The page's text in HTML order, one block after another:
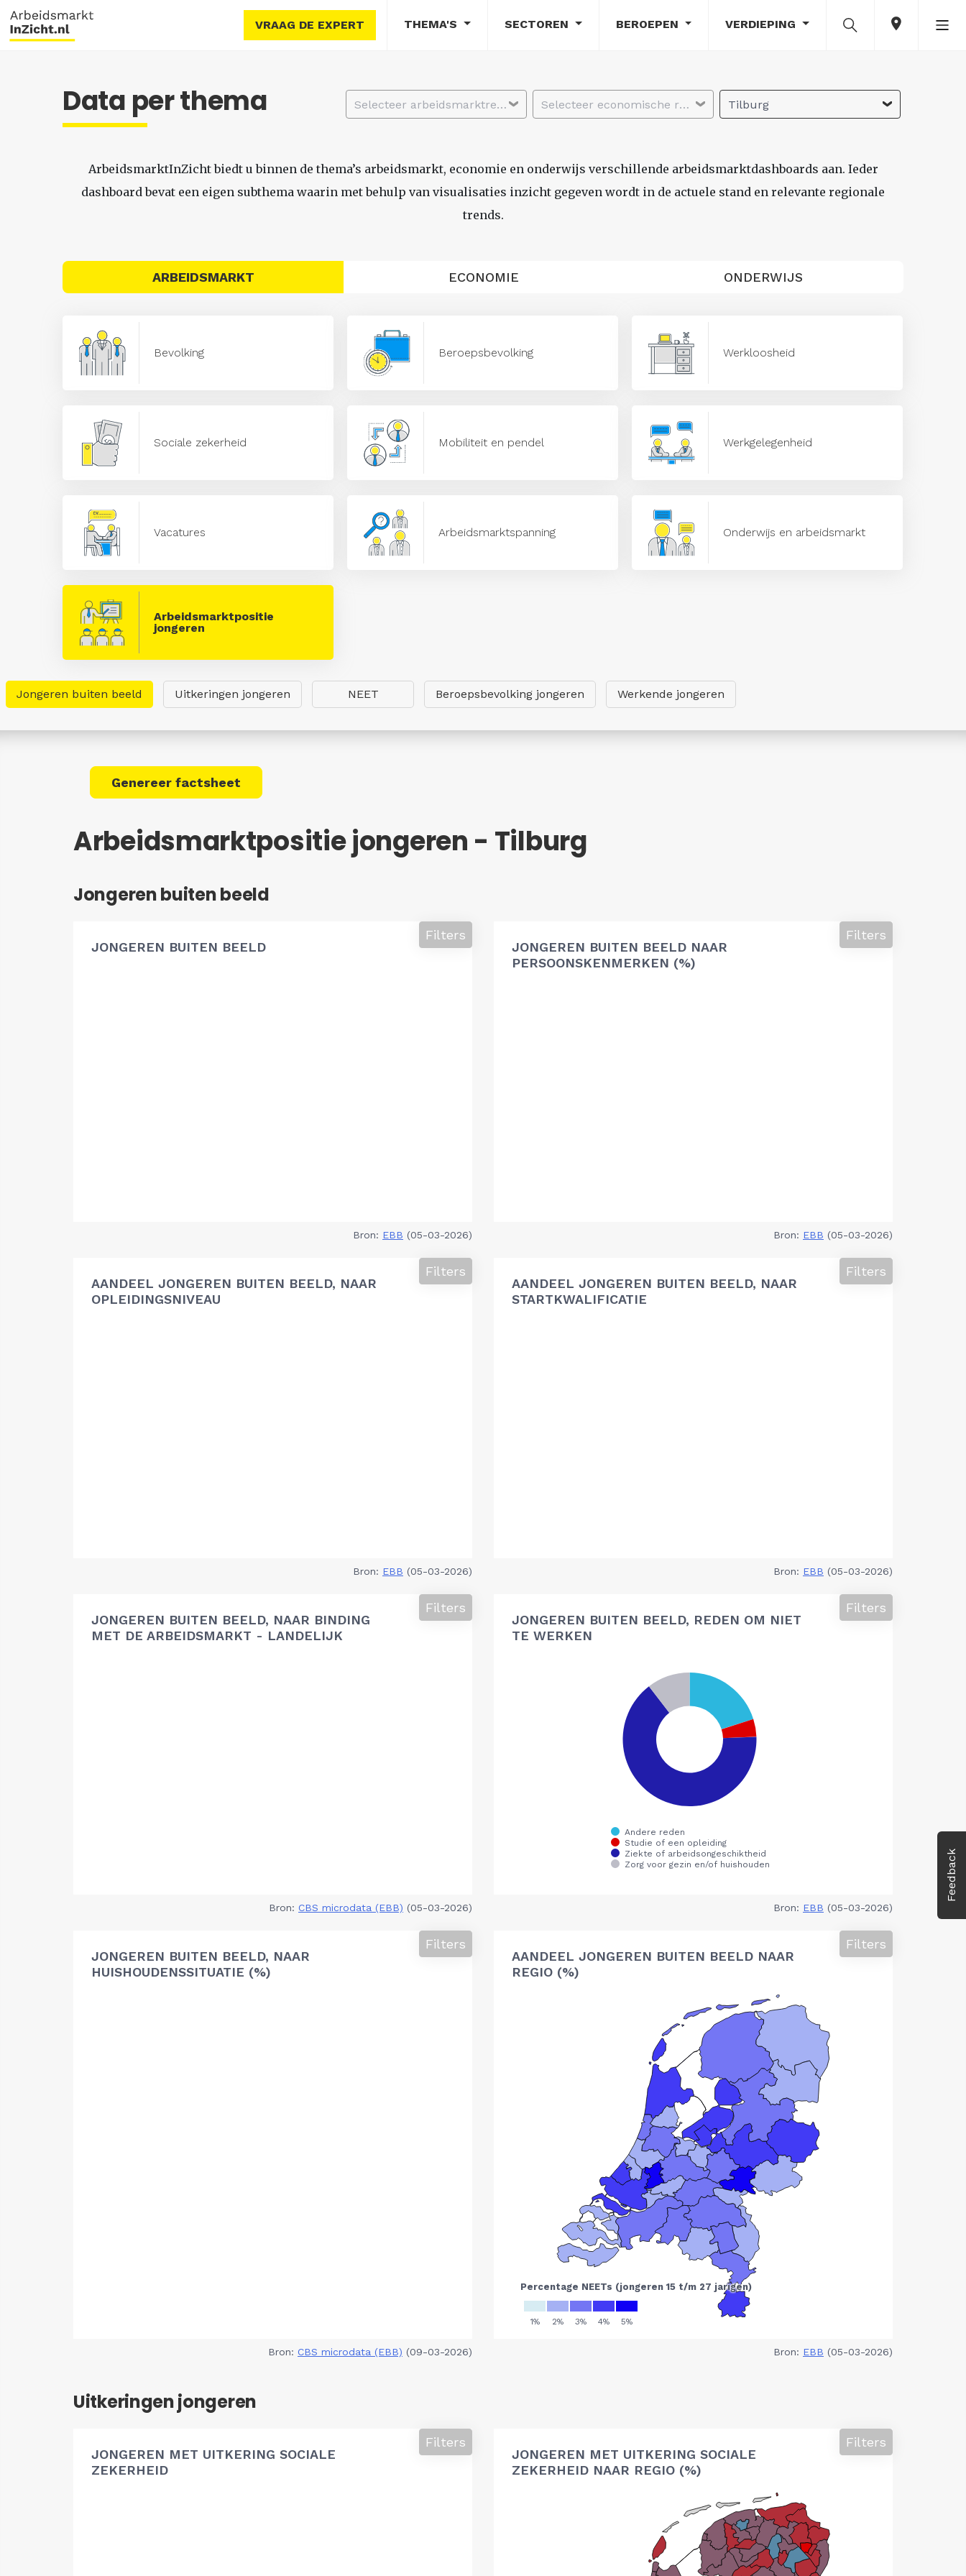
VRAAG DE EXPERT THEMA'S SECTOREN BEROEPEN VERDIEPING
Feedback
Data per thema Selecteer arbeidsmarktregio Selecteer economische regio Tilburg
ArbeidsmarktInZicht biedt u binnen de thema’s arbeidsmarkt, economie en onderwijs verschillende arbeidsmarktdashboards aan. Ieder
dashboard bevat een eigen subthema waarin met behulp van visualisaties inzicht gegeven wordt in de actuele stand en relevante regionale
trends.
ARBEIDSMARKT ECONOMIE ONDERWIJS
Bevolking Beroepsbevolking Werkloosheid
Sociale zekerheid Mobiliteit en pendel Werkgelegenheid
Vacatures Arbeidsmarktspanning Onderwijs en arbeidsmarkt
Arbeidsmarktpositie
jongeren
Jongeren buiten beeld Uitkeringen jongeren NEET Beroepsbevolking jongeren Werkende jongeren
Genereer factsheet
Arbeidsmarktpositie jongeren - Tilburg
Jongeren buiten beeld
JONGEREN BUITEN BEELD
Filters
Bron: EBB (05-03-2026)
JONGEREN BUITEN BEELD NAAR
PERSOONSKENMERKEN (%)
Filters
Bron: EBB (05-03-2026)
AANDEEL JONGEREN BUITEN BEELD, NAAR
OPLEIDINGSNIVEAU
Filters
Bron: EBB (05-03-2026)
AANDEEL JONGEREN BUITEN BEELD, NAAR
STARTKWALIFICATIE
Filters
Bron: EBB (05-03-2026)
JONGEREN BUITEN BEELD, NAAR BINDING
MET DE ARBEIDSMARKT - LANDELIJK
Filters
Bron: CBS microdata (EBB) (05-03-2026)
JONGEREN BUITEN BEELD, REDEN OM NIET
TE WERKEN
Filters
Bron: EBB (05-03-2026)
JONGEREN BUITEN BEELD, NAAR
HUISHOUDENSSITUATIE (%)
Filters
Bron: CBS microdata (EBB) (09-03-2026)
AANDEEL JONGEREN BUITEN BEELD NAAR
REGIO (%)
Filters
Bron: EBB (05-03-2026)
Uitkeringen jongeren
JONGEREN MET UITKERING SOCIALE
ZEKERHEID
Filters
JONGEREN MET UITKERING SOCIALE
ZEKERHEID NAAR REGIO (%)
Filters